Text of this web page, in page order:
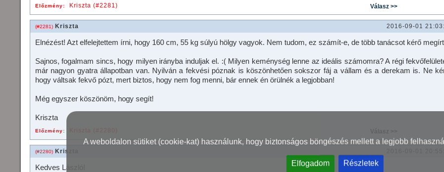
A weboldalon sütiket (cookie-kat) használunk, hogy biztonságos böngészés mellett a legjobb
Elfogadom Részletek
Előzmény: Kriszta (#2281)
(#2281) Kriszta 2016-09-01
Elnézést! Azt elfelejtettem írni, hogy 160 cm, 55 kg súlyú hölgy vagyok. Nem tudom, ez számít-e, de több tanácsot kérő
Sajnos, fogalmam sincs, hogy milyen irányba induljak el. :( Milyen keménység lenne az ideális számomra? A régi
már nagyon gyatra állapotban van. Nyilván a fekvési póznak is köszönhetően sokszor fáj a vállam és a derekam is. Ne
hogy váltsak fekvő pózt, mert biztos, hogy nem fog menni, bár ennek én örülnék a legjobban!
Még egyszer köszönöm, hogy segít!
Kriszta
Előzmény: Kriszta (#2280)
(#2280) Kriszta
Kedves László!